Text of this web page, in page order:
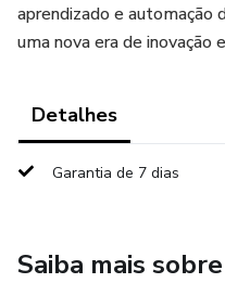
aprendizado e automação
uma nova era de inovação
Detalhes
Garantia de 7 dias
Saiba mais